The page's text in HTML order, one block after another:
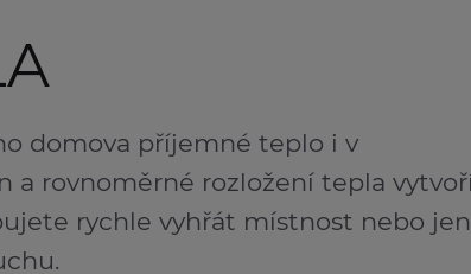
domova příjemné teplo i v
a rovnoměrné rozložení tepla
rychle vyhřát místnost nebo jen